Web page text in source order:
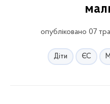
опубліковано 07
Діти ЄС